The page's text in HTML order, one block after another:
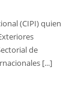
(CIPI) quien
de
[...]